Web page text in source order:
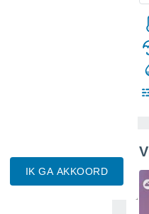
IK GA AKKOORD